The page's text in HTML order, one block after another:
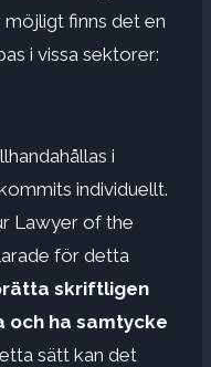
möjligt finns det en
i vissa sektorer:
i
individuellt.
Lawyer of the
för detta
skriftligen
ha samtycke
sätt kan det